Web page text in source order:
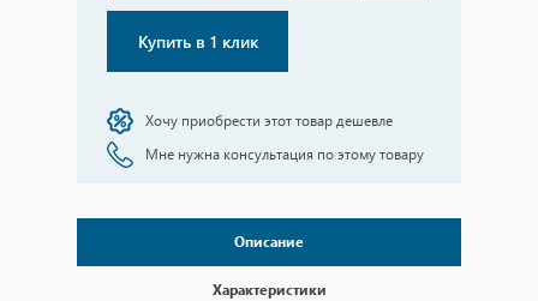
Купить в 1 клик
Хочу приобрести этот товар дешевле
Мне нужна консультация по этому товару
Описание
Характеристики